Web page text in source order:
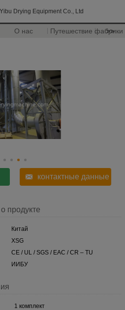
Drying Equipment Co., Ltd
О нас Путешествие фабрики
>>
контактные данные
продукте
Китай
XSG
CE / UL / SGS / EAC / CR – TU
ИИБУ
1 комплект